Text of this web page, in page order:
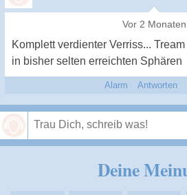
Vor 2 Monaten
Komplett verdienter Verriss...
in bisher selten erreichten Sphären
Alarm Antworten
Deine